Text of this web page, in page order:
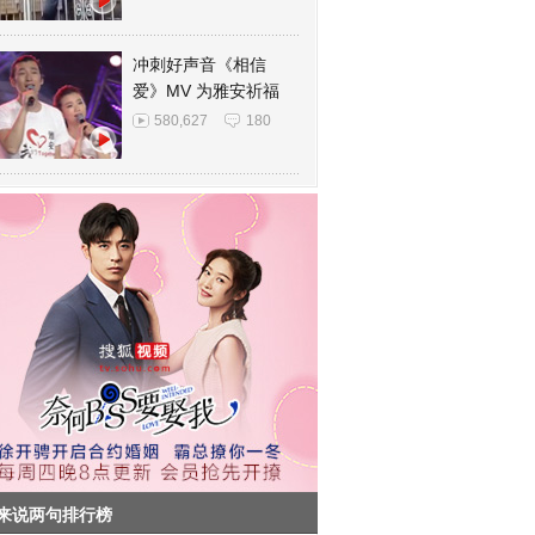
冲刺好声音《相信
爱》MV 为雅安祈福
580,627 180
说两句排行榜